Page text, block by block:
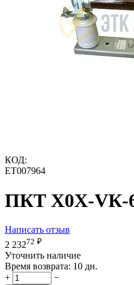
КОД:
ET007964
ПКТ Х0Х-VК-
Написать отзыв
2 23272 ₽
Уточнить наличие
Время возврата: 10 дн.
+
−